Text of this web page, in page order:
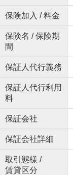
保険加入 / 料金
保険名 / 保険期
間
保証人代行義務
保証人代行利用
料
保証会社
保証会社詳細
取引態様 /
賃貸区分